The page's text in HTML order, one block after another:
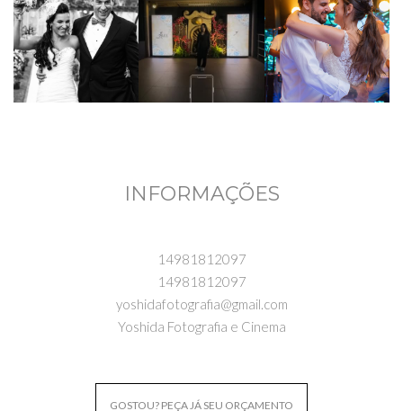
INFORMAÇÕES
14981812097
14981812097
yoshidafotografia@gmail.com
Yoshida Fotografia e Cinema
GOSTOU? PEÇA JÁ SEU ORÇAMENTO